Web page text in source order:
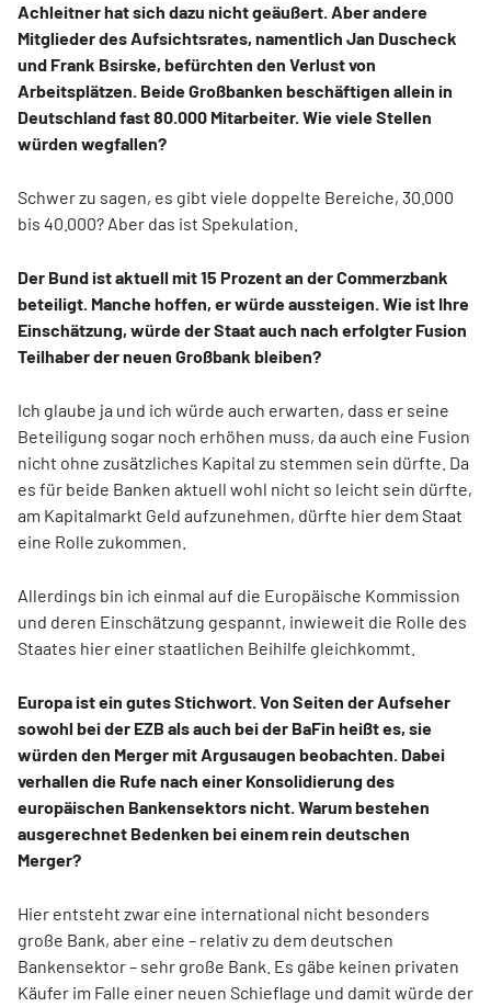
Achleitner hat sich dazu nicht geäußert. Aber andere
Mitglieder des Aufsichtsrates, namentlich Jan Duscheck
und Frank Bsirske, befürchten den Verlust von
Arbeitsplätzen. Beide Großbanken beschäftigen allein in
Deutschland fast 80.000 Mitarbeiter. Wie viele Stellen
würden wegfallen?
Schwer zu sagen, es gibt viele doppelte Bereiche, 30.000
bis 40.000? Aber das ist Spekulation.
Der Bund ist aktuell mit 15 Prozent an der Commerzbank
beteiligt. Manche hoffen, er würde aussteigen. Wie ist Ihre
Einschätzung, würde der Staat auch nach erfolgter Fusion
Teilhaber der neuen Großbank bleiben?
Ich glaube ja und ich würde auch erwarten, dass er seine
Beteiligung sogar noch erhöhen muss, da auch eine Fusion
nicht ohne zusätzliches Kapital zu stemmen sein dürfte. Da
es für beide Banken aktuell wohl nicht so leicht sein dürfte,
am Kapitalmarkt Geld aufzunehmen, dürfte hier dem Staat
eine Rolle zukommen.
Allerdings bin ich einmal auf die Europäische Kommission
und deren Einschätzung gespannt, inwieweit die Rolle des
Staates hier einer staatlichen Beihilfe gleichkommt.
Europa ist ein gutes Stichwort. Von Seiten der Aufseher
sowohl bei der EZB als auch bei der BaFin heißt es, sie
würden den Merger mit Argusaugen beobachten. Dabei
verhallen die Rufe nach einer Konsolidierung des
europäischen Bankensektors nicht. Warum bestehen
ausgerechnet Bedenken bei einem rein deutschen
Merger?
Hier entsteht zwar eine international nicht besonders
große Bank, aber eine – relativ zu dem deutschen
Bankensektor – sehr große Bank. Es gäbe keinen privaten
Käufer im Falle einer neuen Schieflage und damit würde der